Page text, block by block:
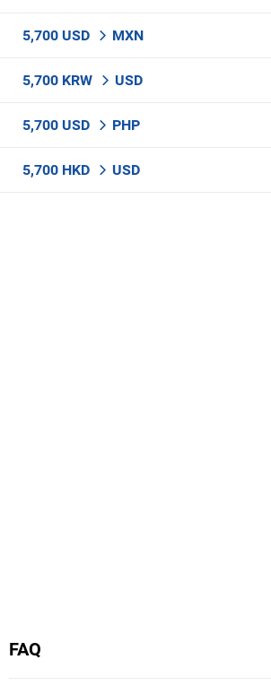
5,700 USD MXN
5,700 KRW USD
5,700 USD PHP
5,700 HKD USD
FAQ